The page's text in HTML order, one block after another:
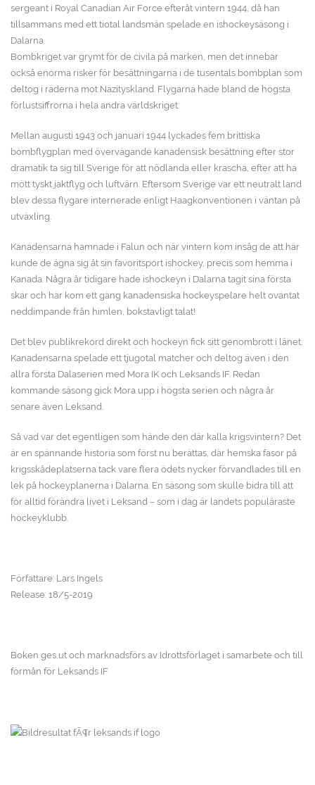
sergeant i Royal Canadian Air Force efteråt vintern 1944, då han
tillsammans med ett tiotal landsmän spelade en ishockeysäsong i
Dalarna.
Bombkriget var grymt för de civila på marken, men det innebar
också enorma risker för besättningarna i de tusentals bombplan som
deltog i räderna mot Nazityskland. Flygarna hade bland de högsta
förlustsiffrorna i hela andra världskriget.
Mellan augusti 1943 och januari 1944 lyckades fem brittiska
bombflygplan med övervägande kanadensisk besättning efter stor
dramatik ta sig till Sverige för att nödlanda eller krascha, efter att ha
mött tyskt jaktflyg och luftvärn. Eftersom Sverige var ett neutralt land
blev dessa flygare internerade enligt Haagkonventionen i väntan på
utväxling.
Kanadensarna hamnade i Falun och när vintern kom insåg de att här
kunde de ägna sig åt sin favoritsport ishockey, precis som hemma i
Kanada. Några år tidigare hade ishockeyn i Dalarna tagit sina första
skär och här kom ett gäng kanadensiska hockeyspelare helt oväntat
neddimpande från himlen, bokstavligt talat!
Det blev publikrekord direkt och hockeyn fick sitt genombrott i länet.
Kanadensarna spelade ett tjugotal matcher och deltog även i den
allra första Dalaserien med Mora IK och Leksands IF. Redan
kommande säsong gick Mora upp i högsta serien och några år
senare även Leksand.
Så vad var det egentligen som hände den där kalla krigsvintern? Det
är en spännande historia som först nu berättas, där hemska fasor på
krigsskådeplatserna tack vare flera ödets nycker förvandlades till en
lek på hockeyplanerna i Dalarna. En säsong som skulle bidra till att
för alltid förändra livet i Leksand – som i dag är landets populäraste
hockeyklubb.
Författare: Lars Ingels
Release: 18/5-2019
Boken ges ut och marknadsförs av Idrottsförlaget i samarbete och till
förmån för Leksands IF